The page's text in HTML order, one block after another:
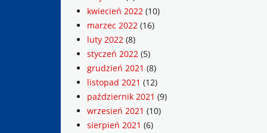
kwiecień 2022 (10)
marzec 2022 (16)
luty 2022 (8)
styczeń 2022 (5)
grudzień 2021 (8)
listopad 2021 (12)
październik 2021 (9)
wrzesień 2021 (10)
sierpień 2021 (6)